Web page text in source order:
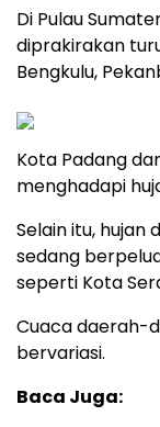
Di Pulau
diprakirakan
Bengkulu,
Kota Padang
menghadapi
Selain itu, hujan
sedang
seperti Kota
Cuaca daerah-
bervariasi.
Baca Juga: